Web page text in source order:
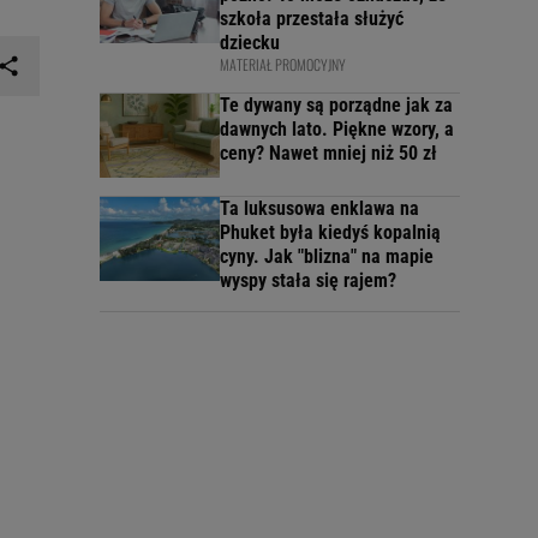
szkoła przestała służyć
dziecku
MATERIAŁ PROMOCYJNY
Te dywany są porządne jak za
dawnych lato. Piękne wzory, a
ceny? Nawet mniej niż 50 zł
Ta luksusowa enklawa na
Phuket była kiedyś kopalnią
cyny. Jak "blizna" na mapie
wyspy stała się rajem?